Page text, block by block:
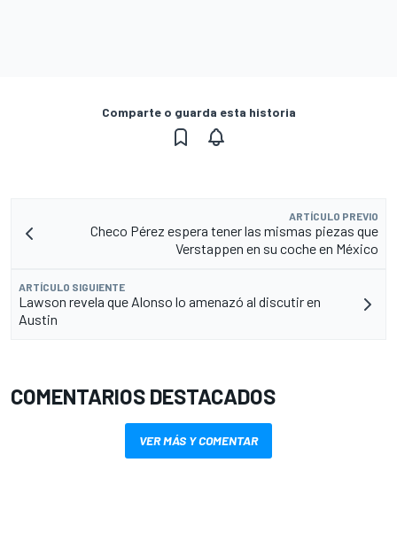
Comparte o guarda esta historia
ARTÍCULO PREVIO
Checo Pérez espera tener las mismas piezas que
Verstappen en su coche en México
ARTÍCULO SIGUIENTE
Lawson revela que Alonso lo amenazó al discutir en
Austin
COMENTARIOS DESTACADOS
VER MÁS Y COMENTAR